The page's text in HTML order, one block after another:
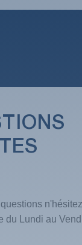
du Lundi au